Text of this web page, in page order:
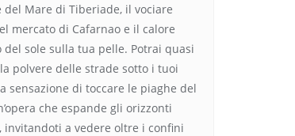
del Mare di Tiberiade, il vociare
mercato di Cafarnao e il calore
del sole sulla tua pelle. Potrai quasi
polvere delle strade sotto i tuoi
sensazione di toccare le piaghe del
che espande gli orizzonti
invitandoti a vedere oltre i confini